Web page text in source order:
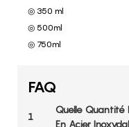
◎ 350 ml
◎ 500ml
◎ 750ml
FAQ
1
Quelle Quantité
En Acier